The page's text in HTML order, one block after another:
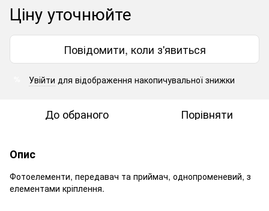
Ціну уточнюйте
Повідомити, коли з'явиться
Увійти для відображення накопичувальної знижки
До обраного Порівняти
Опис
Фотоелементи, передавач та приймач, однопроменевий, з
елементами кріплення.